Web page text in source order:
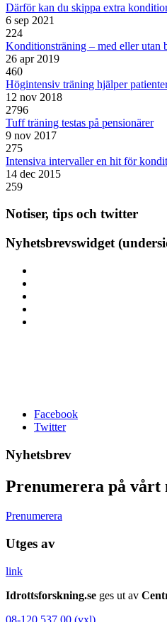
Därför kan du skippa extra
6 sep 2021
224
Konditionsträning – med eller utan
26 apr 2019
460
Högintensiv träning hjälper
12 nov 2018
2796
Tuff träning testas på pensionärer
9 nov 2017
275
Intensiva intervaller en hit för
14 dec 2015
259
Notiser, tips och twitter
Nyhetsbrevswidget
Facebook
Twitter
Nyhetsbrev
Prenumerera på vårt
Prenumerera
Utges av
link
Idrottsforskning.se ges ut av
08-120 537 00 (vxl)